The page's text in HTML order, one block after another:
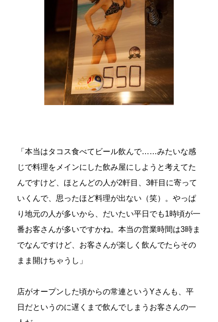
「本当はタコス食べてビール飲んで……みたいな感
じで料理をメインにした飲み屋にしようと考えてた
んですけど、ほとんどの人が2軒目、3軒目に寄って
いくんで、思ったほど料理が出ない（笑）。やっぱ
り地元の人が多いから、だいたい平日でも1時頃が一
番お客さんが多いですかね。本当の営業時間は3時ま
でなんですけど、お客さんが楽しく飲んでたらその
まま開けちゃうし」
店がオープンした頃からの常連というYさんも、平
日だというのに遅くまで飲んでしまうお客さんの一